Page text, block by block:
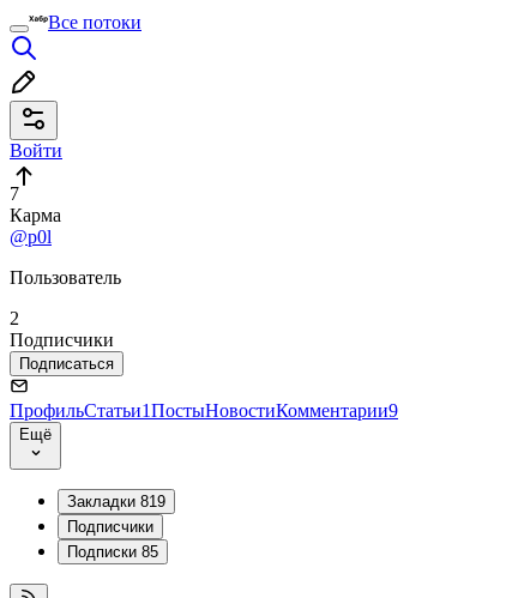
Все потоки
Войти
7
Карма
@p0l
Пользователь
2
Подписчики
Подписаться
ПрофильСтатьи1ПостыНовостиКомментарии9
Ещё
Закладки 819
Подписчики
Подписки 85